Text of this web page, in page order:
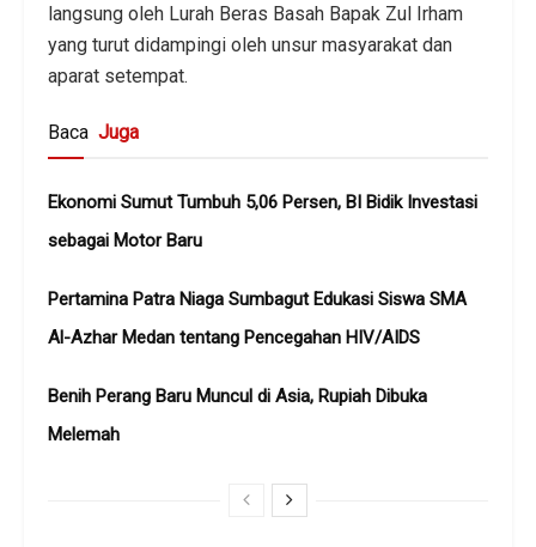
langsung oleh Lurah Beras Basah Bapak Zul Irham
yang turut didampingi oleh unsur masyarakat dan
aparat setempat.
Baca Juga
Ekonomi Sumut Tumbuh 5,06 Persen, BI Bidik Investasi
sebagai Motor Baru
Pertamina Patra Niaga Sumbagut Edukasi Siswa SMA
Al-Azhar Medan tentang Pencegahan HIV/AIDS
Benih Perang Baru Muncul di Asia, Rupiah Dibuka
Melemah